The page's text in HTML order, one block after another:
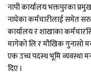
नापी कार्यालय भक्तपुरका
नाघेका कर्मचारीलाई समेत
कार्यालय र शाखाका
मागेको लि र मौखिक गुनासो
एक उच्च पदस्थ भूमि व्यवस्था
दिए ।